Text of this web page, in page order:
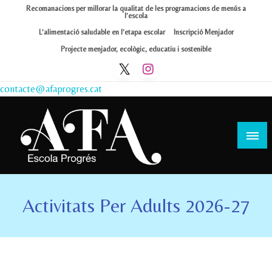
Recomanacions per millorar la qualitat de les programacions de menús a
l’escola
L’alimentació saludable en l’etapa escolar
Inscripció Menjador
Projecte menjador, ecològic, educatiu i sostenible
contacte@afaprogres.cat
Activitats Per Adults 2026-27